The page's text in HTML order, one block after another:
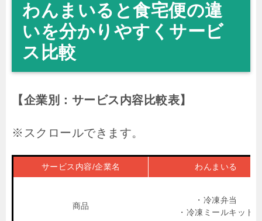
わんまいると食宅便の違
いを分かりやすくサービ
ス比較
【企業別：サービス内容比較表】
サービス内容/企業名 わんまいる
商品
・冷凍弁当
・冷凍ミールキット